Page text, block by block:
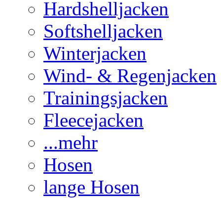
Hardshelljacken
Softshelljacken
Winterjacken
Wind- & Regenjacken
Trainingsjacken
Fleecejacken
...mehr
Hosen
lange Hosen